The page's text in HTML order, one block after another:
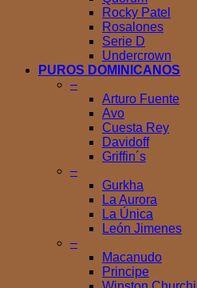
Rocky Patel
Rosalones
Serie D
Undercrown
PUROS DOMINICANOS
–
Arturo Fuente
Avo
Cuesta Rey
Davidoff
Griffin´s
–
Gurkha
La Aurora
La Única
León Jimenes
–
Macanudo
Principe